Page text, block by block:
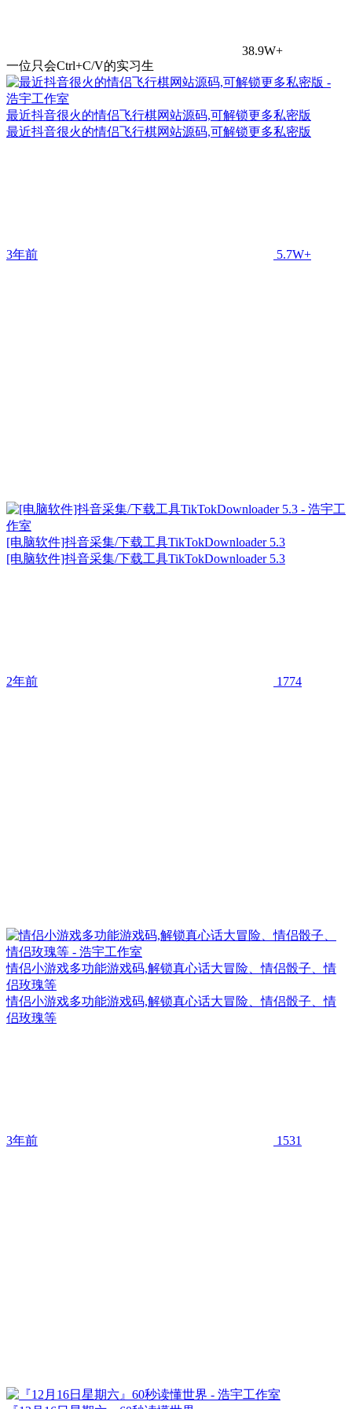
38.9W+
一位只会Ctrl+C/V的实习生
最近抖音很火的情侣飞行棋网站源码,可解锁更多私密版
最近抖音很火的情侣飞行棋网站源码,可解锁更多私密版
3年前 5.7W+
[电脑软件]抖音采集/下载工具TikTokDownloader 5.3
[电脑软件]抖音采集/下载工具TikTokDownloader 5.3
2年前 1774
情侣小游戏多功能游戏码,解锁真心话大冒险、情侣骰子、情
侣玫瑰等
情侣小游戏多功能游戏码,解锁真心话大冒险、情侣骰子、情
侣玫瑰等
3年前 1531